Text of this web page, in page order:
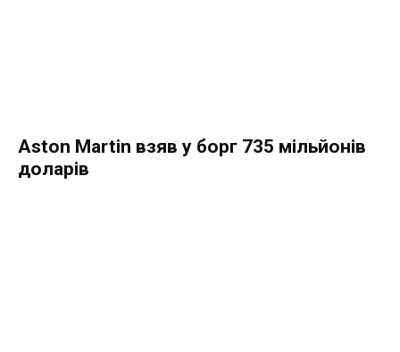
Aston Martin взяв у борг 735 мільйонів
доларів